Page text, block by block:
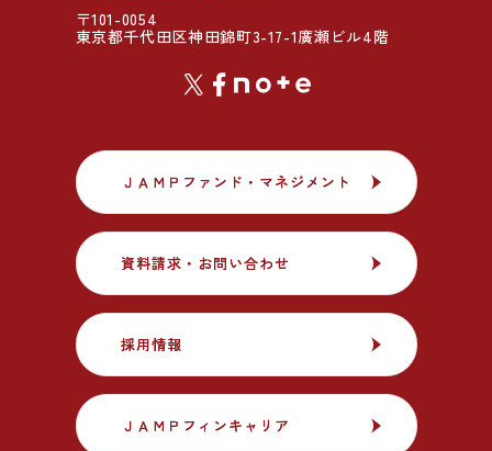
〒101-0054
東京都千代田区神田錦町3-17-1廣瀬ビル4階
ＪＡＭＰファンド・マネジメント
ＪＡＭＰファンド・マネジメント
資料請求・お問い合わせ
資料請求・お問い合わせ
採用情報
採用情報
ＪＡＭＰフィンキャリア
ＪＡＭＰフィンキャリア